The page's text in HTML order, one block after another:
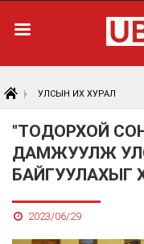
УЛСЫН ИХ ХУРАЛ
"ТОДОРХОЙ
ДАМЖУУЛЖ
БАЙГУУЛАХЫГ
2023/06/29